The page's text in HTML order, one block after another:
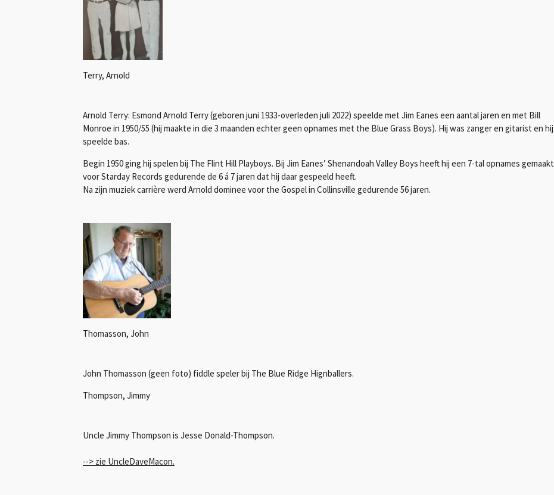
Terry, Arnold
Arnold Terry: Esmond Arnold Terry (geboren juni 1933-overleden juli 2022) speelde met Jim Eanes een aantal jaren en met Bill
Monroe in 1950/55 (hij maakte in die 3 maanden echter geen opnames met the Blue Grass Boys). Hij was zanger en gitarist en hij
speelde bas.
Begin 1950 ging hij spelen bij The Flint Hill Playboys. Bij Jim Eanes’ Shenandoah Valley Boys heeft hij een 7-tal opnames gemaakt
voor Starday Records gedurende de 6 á 7 jaren dat hij daar gespeeld heeft.
Na zijn muziek carrière werd Arnold dominee voor the Gospel in Collinsville gedurende 56 jaren.
Thomasson, John
John Thomasson (geen foto) fiddle speler bij The Blue Ridge Hignballers.
Thompson, Jimmy
Uncle Jimmy Thompson is Jesse Donald-Thompson.
--> zie UncleDaveMacon.